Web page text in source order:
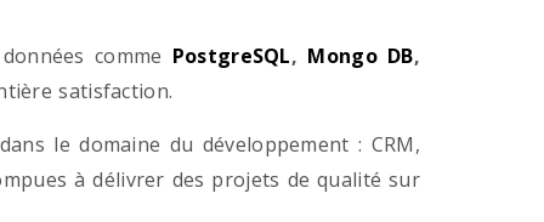
comme PostgreSQL, Mongo DB,
satisfaction.
le domaine du développement : CRM,
à délivrer des projets de qualité sur